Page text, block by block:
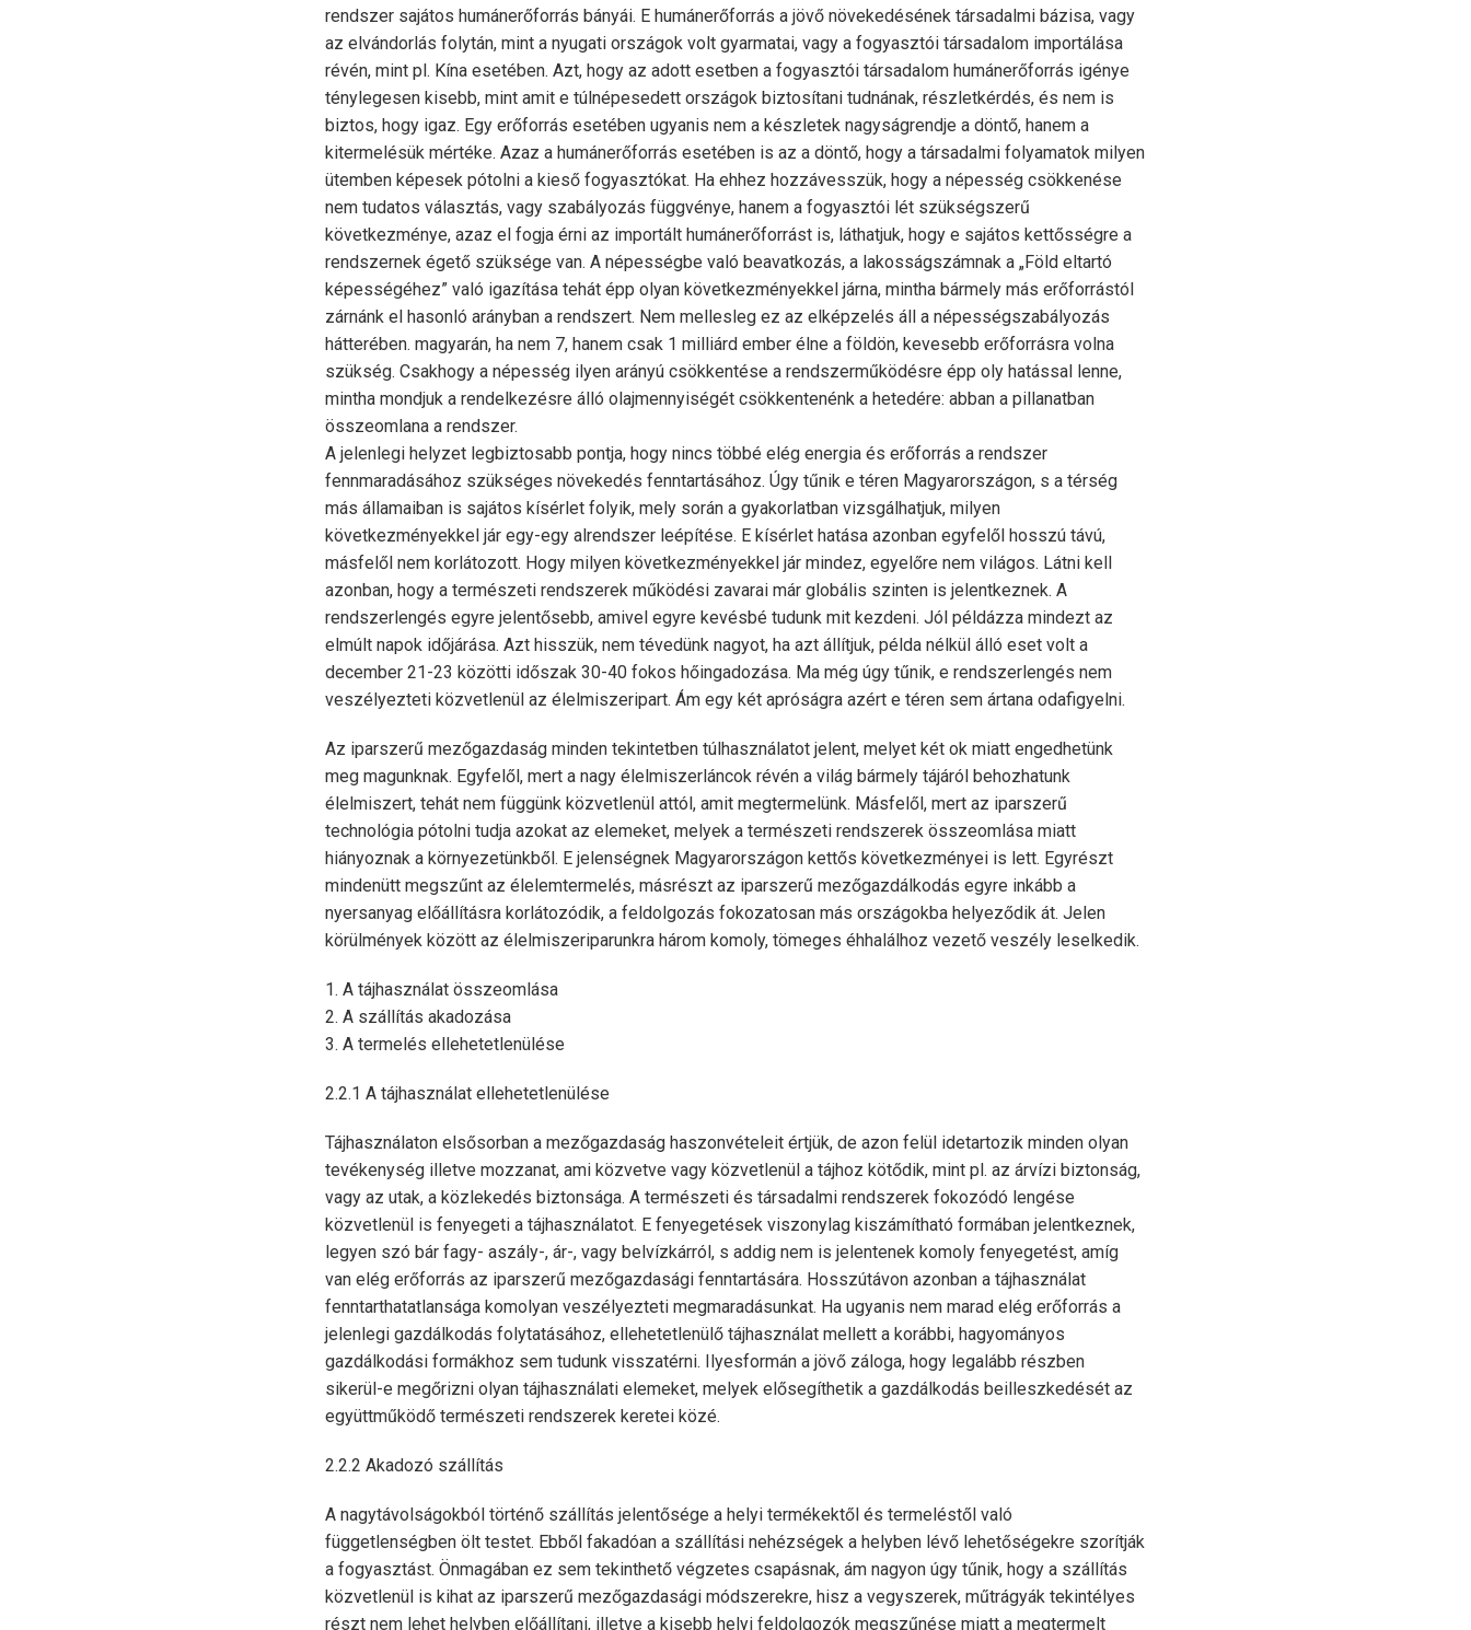
rendszer sajátos humánerőforrás bányái. E humánerőforrás a jövő növekedésének társadalmi bázisa, vagy
az elvándorlás folytán, mint a nyugati országok volt gyarmatai, vagy a fogyasztói társadalom importálása
révén, mint pl. Kína esetében. Azt, hogy az adott esetben a fogyasztói társadalom humánerőforrás igénye
ténylegesen kisebb, mint amit e túlnépesedett országok biztosítani tudnának, részletkérdés, és nem is
biztos, hogy igaz. Egy erőforrás esetében ugyanis nem a készletek nagyságrendje a döntő, hanem a
kitermelésük mértéke. Azaz a humánerőforrás esetében is az a döntő, hogy a társadalmi folyamatok milyen
ütemben képesek pótolni a kieső fogyasztókat. Ha ehhez hozzávesszük, hogy a népesség csökkenése
nem tudatos választás, vagy szabályozás függvénye, hanem a fogyasztói lét szükségszerű
következménye, azaz el fogja érni az importált humánerőforrást is, láthatjuk, hogy e sajátos kettősségre a
rendszernek égető szüksége van. A népességbe való beavatkozás, a lakosságszámnak a „Föld eltartó
képességéhez” való igazítása tehát épp olyan következményekkel járna, mintha bármely más erőforrástól
zárnánk el hasonló arányban a rendszert. Nem mellesleg ez az elképzelés áll a népességszabályozás
hátterében. magyarán, ha nem 7, hanem csak 1 milliárd ember élne a földön, kevesebb erőforrásra volna
szükség. Csakhogy a népesség ilyen arányú csökkentése a rendszerműködésre épp oly hatással lenne,
mintha mondjuk a rendelkezésre álló olajmennyiségét csökkentenénk a hetedére: abban a pillanatban
összeomlana a rendszer.
A jelenlegi helyzet legbiztosabb pontja, hogy nincs többé elég energia és erőforrás a rendszer
fennmaradásához szükséges növekedés fenntartásához. Úgy tűnik e téren Magyarországon, s a térség
más államaiban is sajátos kísérlet folyik, mely során a gyakorlatban vizsgálhatjuk, milyen
következményekkel jár egy-egy alrendszer leépítése. E kísérlet hatása azonban egyfelől hosszú távú,
másfelől nem korlátozott. Hogy milyen következményekkel jár mindez, egyelőre nem világos. Látni kell
azonban, hogy a természeti rendszerek működési zavarai már globális szinten is jelentkeznek. A
rendszerlengés egyre jelentősebb, amivel egyre kevésbé tudunk mit kezdeni. Jól példázza mindezt az
elmúlt napok időjárása. Azt hisszük, nem tévedünk nagyot, ha azt állítjuk, példa nélkül álló eset volt a
december 21-23 közötti időszak 30-40 fokos hőingadozása. Ma még úgy tűnik, e rendszerlengés nem
veszélyezteti közvetlenül az élelmiszeripart. Ám egy két apróságra azért e téren sem ártana odafigyelni.
Az iparszerű mezőgazdaság minden tekintetben túlhasználatot jelent, melyet két ok miatt engedhetünk
meg magunknak. Egyfelől, mert a nagy élelmiszerláncok révén a világ bármely tájáról behozhatunk
élelmiszert, tehát nem függünk közvetlenül attól, amit megtermelünk. Másfelől, mert az iparszerű
technológia pótolni tudja azokat az elemeket, melyek a természeti rendszerek összeomlása miatt
hiányoznak a környezetünkből. E jelenségnek Magyarországon kettős következményei is lett. Egyrészt
mindenütt megszűnt az élelemtermelés, másrészt az iparszerű mezőgazdálkodás egyre inkább a
nyersanyag előállításra korlátozódik, a feldolgozás fokozatosan más országokba helyeződik át. Jelen
körülmények között az élelmiszeriparunkra három komoly, tömeges éhhalálhoz vezető veszély leselkedik.
1. A tájhasználat összeomlása
2. A szállítás akadozása
3. A termelés ellehetetlenülése
2.2.1 A tájhasználat ellehetetlenülése
Tájhasználaton elsősorban a mezőgazdaság haszonvételeit értjük, de azon felül idetartozik minden olyan
tevékenység illetve mozzanat, ami közvetve vagy közvetlenül a tájhoz kötődik, mint pl. az árvízi biztonság,
vagy az utak, a közlekedés biztonsága. A természeti és társadalmi rendszerek fokozódó lengése
közvetlenül is fenyegeti a tájhasználatot. E fenyegetések viszonylag kiszámítható formában jelentkeznek,
legyen szó bár fagy- aszály-, ár-, vagy belvízkárról, s addig nem is jelentenek komoly fenyegetést, amíg
van elég erőforrás az iparszerű mezőgazdasági fenntartására. Hosszútávon azonban a tájhasználat
fenntarthatatlansága komolyan veszélyezteti megmaradásunkat. Ha ugyanis nem marad elég erőforrás a
jelenlegi gazdálkodás folytatásához, ellehetetlenülő tájhasználat mellett a korábbi, hagyományos
gazdálkodási formákhoz sem tudunk visszatérni. Ilyesformán a jövő záloga, hogy legalább részben
sikerül-e megőrizni olyan tájhasználati elemeket, melyek elősegíthetik a gazdálkodás beilleszkedését az
együttműködő természeti rendszerek keretei közé.
2.2.2 Akadozó szállítás
A nagytávolságokból történő szállítás jelentősége a helyi termékektől és termeléstől való
függetlenségben ölt testet. Ebből fakadóan a szállítási nehézségek a helyben lévő lehetőségekre szorítják
a fogyasztást. Önmagában ez sem tekinthető végzetes csapásnak, ám nagyon úgy tűnik, hogy a szállítás
közvetlenül is kihat az iparszerű mezőgazdasági módszerekre, hisz a vegyszerek, műtrágyák tekintélyes
részt nem lehet helyben előállítani, illetve a kisebb helyi feldolgozók megszűnése miatt a megtermelt